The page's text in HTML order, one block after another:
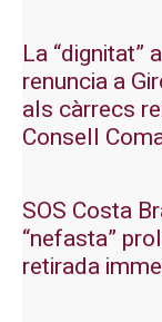
La “dignitat”
renuncia a
als càrrecs
Consell
SOS Costa
“nefasta”
retirada